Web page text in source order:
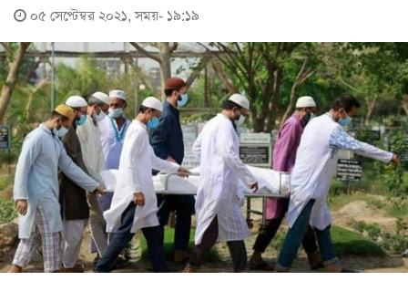
চট্টগ্রাম
বরিশাল
খুলনা
ঢাকা
সিলেট
ময়মনসিংহ
রাজশাহী
রংপুর
০৫ সেপ্টেম্বর ২০২১, সময়- ১৯:১৯